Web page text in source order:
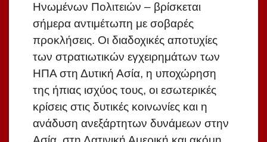
Ηνωμένων Πολιτειών – βρίσκεται
σήμερα αντιμέτωπη με σοβαρές
προκλήσεις. Οι διαδοχικές αποτυχίες
των στρατιωτικών εγχειρημάτων των
ΗΠΑ στη Δυτική Ασία, η υποχώρηση
της ήπιας ισχύος τους, οι εσωτερικές
κρίσεις στις δυτικές κοινωνίες και η
ανάδυση ανεξάρτητων δυνάμεων στην